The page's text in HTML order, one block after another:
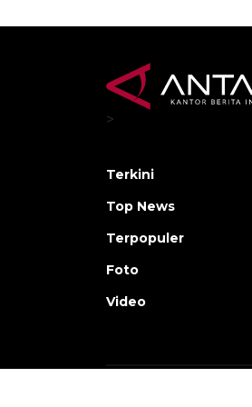
>
Terkini
Top News
Terpopuler
Foto
Video